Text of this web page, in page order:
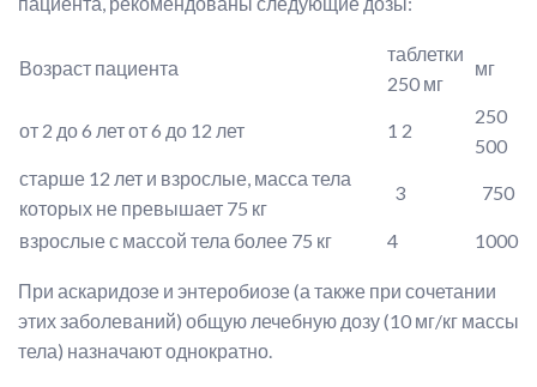
Возраст пациента
таблетки
250 мг
мг
от 2 до 6 лет от 6 до 12 лет 1 2
250
500
старше 12 лет и взрослые, масса тела
которых не превышает 75 кг
3 750
взрослые с массой тела более 75 кг 4 1000
При аскаридозе и энтеробиозе (а также при сочетании
этих заболеваний) общую лечебную дозу (10 мг/кг массы
тела) назначают однократно.